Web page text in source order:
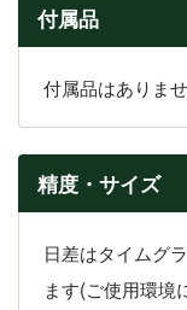
付属品
付属品はありませ
精度・サイズ
日差はタイムグ
ます(ご使用環境